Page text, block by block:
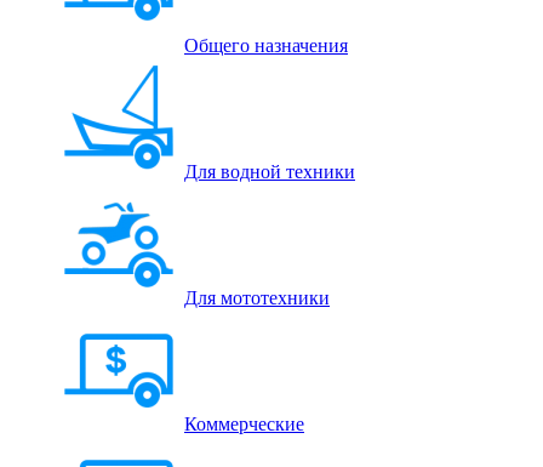
Общего назначения
Для водной техники
Для мототехники
Коммерческие